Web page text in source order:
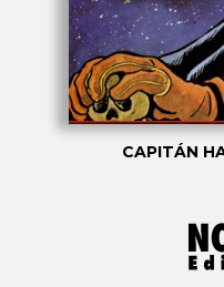
CAPITÁN